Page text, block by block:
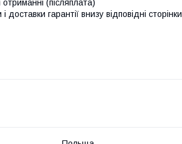
(післяплата)
гарантії внизу відповідні сторінки